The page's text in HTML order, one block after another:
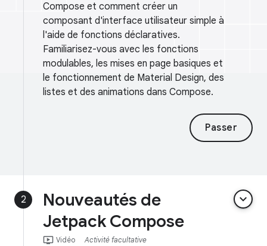
Compose et comment créer un
composant d'interface utilisateur simple à
l'aide de fonctions déclaratives.
Familiarisez-vous avec les fonctions
modulables, les mises en page basiques et
le fonctionnement de Material Design, des
listes et des animations dans Compose.
Passer
2
Nouveautés de
Jetpack Compose
keyboard_arrow_down
ondemand_video Vidéo Activité facultative